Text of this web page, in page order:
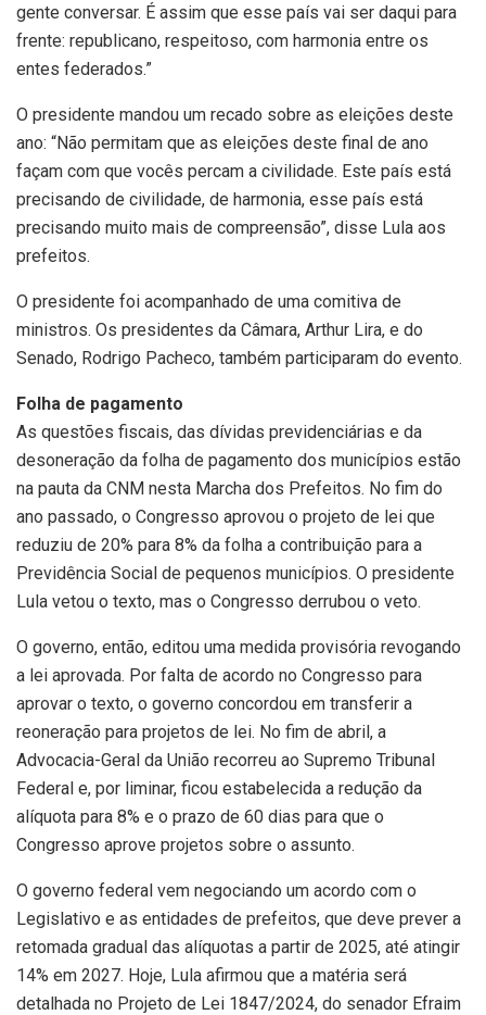
gente conversar. É assim que esse país vai ser daqui para
frente: republicano, respeitoso, com harmonia entre os
entes federados.”
O presidente mandou um recado sobre as eleições deste
ano: “Não permitam que as eleições deste final de ano
façam com que vocês percam a civilidade. Este país está
precisando de civilidade, de harmonia, esse país está
precisando muito mais de compreensão”, disse Lula aos
prefeitos.
O presidente foi acompanhado de uma comitiva de
ministros. Os presidentes da Câmara, Arthur Lira, e do
Senado, Rodrigo Pacheco, também participaram do evento.
Folha de pagamento
As questões fiscais, das dívidas previdenciárias e da
desoneração da folha de pagamento dos municípios estão
na pauta da CNM nesta Marcha dos Prefeitos. No fim do
ano passado, o Congresso aprovou o projeto de lei que
reduziu de 20% para 8% da folha a contribuição para a
Previdência Social de pequenos municípios. O presidente
Lula vetou o texto, mas o Congresso derrubou o veto.
O governo, então, editou uma medida provisória revogando
a lei aprovada. Por falta de acordo no Congresso para
aprovar o texto, o governo concordou em transferir a
reoneração para projetos de lei. No fim de abril, a
Advocacia-Geral da União recorreu ao Supremo Tribunal
Federal e, por liminar, ficou estabelecida a redução da
alíquota para 8% e o prazo de 60 dias para que o
Congresso aprove projetos sobre o assunto.
O governo federal vem negociando um acordo com o
Legislativo e as entidades de prefeitos, que deve prever a
retomada gradual das alíquotas a partir de 2025, até atingir
14% em 2027. Hoje, Lula afirmou que a matéria será
detalhada no Projeto de Lei 1847/2024, do senador Efraim